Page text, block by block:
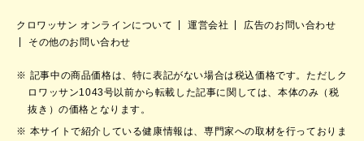
クロワッサン オンラインについて 運営会社
広告のお問い合わせ
その他のお問い合わせ
記事中の商品価格は、特に表記がない場合は税込価格です。ただしク
ロワッサン1043号以前から転載した記事に関しては、本体のみ（税
抜き）の価格となります。
本サイトで紹介している健康情報は、専門家への取材を行っておりま